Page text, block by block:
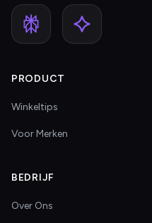
PRODUCT
Winkeltips
Voor Merken
BEDRIJF
Over Ons